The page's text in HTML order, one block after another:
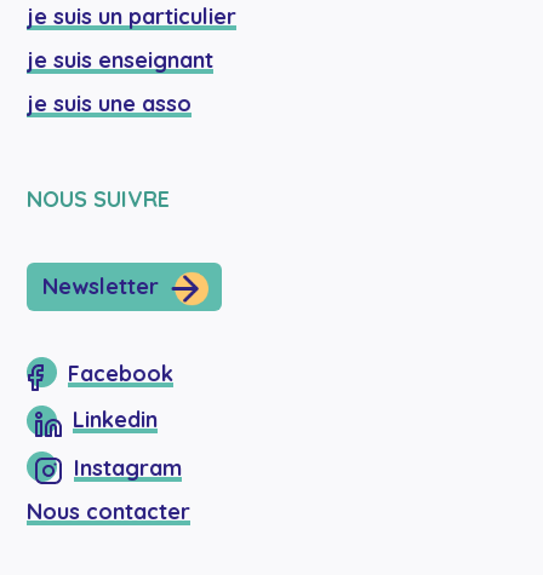
je suis un particulier
je suis enseignant
je suis une asso
NOUS SUIVRE
Newsletter
Facebook
Linkedin
Instagram
Nous contacter